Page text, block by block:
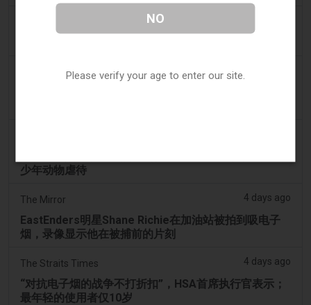
ABC (Australian Broadcasting Corporation)
少年动物虐待
The Mirror 4 days ago
EastEnders明星Shane Richie在加油站被拍到吸电子
烟，录像显示他在被捕前的片刻
The Straits Times 4 days ago
“对抗电子烟的战争不打折扣”，HSA首席执行官表示；
最年轻的使用者仅10岁
NO
Please verify your age to enter our site.